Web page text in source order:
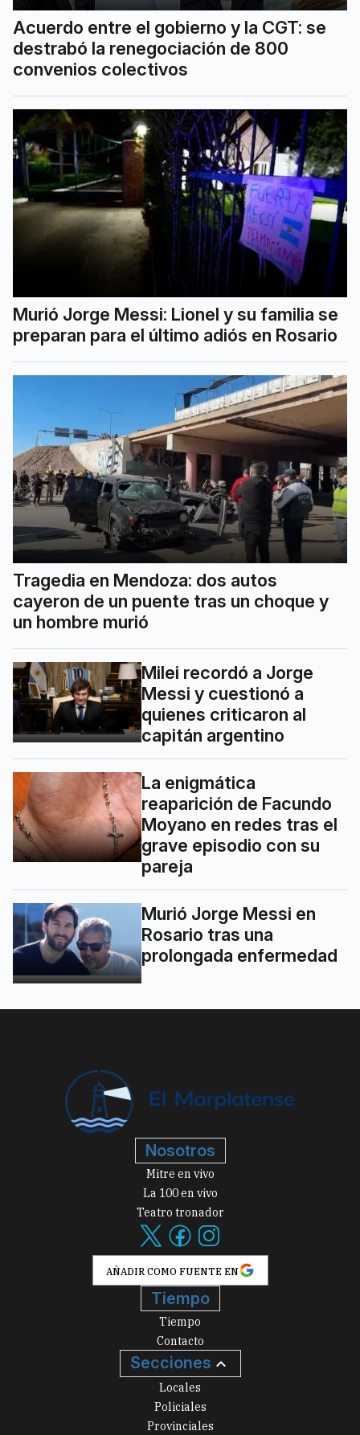
Acuerdo entre el gobierno y la CGT: se
destrabó la renegociación de 800
convenios colectivos
Murió Jorge Messi: Lionel y su familia se
preparan para el último adiós en Rosario
Tragedia en Mendoza: dos autos
cayeron de un puente tras un choque y
un hombre murió
Milei recordó a Jorge
Messi y cuestionó a
quienes criticaron al
capitán argentino
La enigmática
reaparición de Facundo
Moyano en redes tras el
grave episodio con su
pareja
Murió Jorge Messi en
Rosario tras una
prolongada enfermedad
Nosotros
Mitre en vivo
La 100 en vivo
Teatro tronador
AÑADIR COMO FUENTE EN
Tiempo
Tiempo
Contacto
Secciones
Locales
Policiales
Provinciales